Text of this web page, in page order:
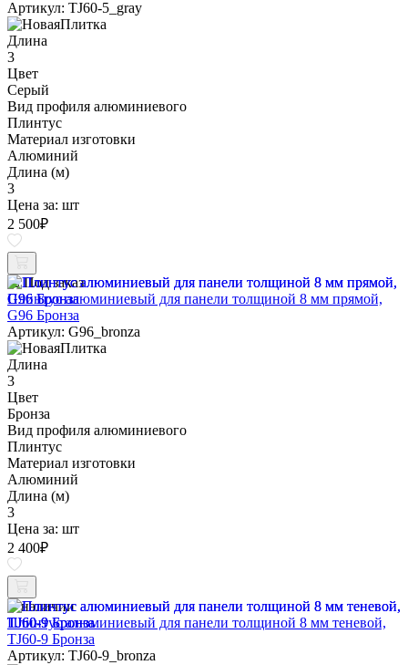
Артикул: TJ60-5_gray
Длина
3
Цвет
Серый
Вид профиля алюминиевого
Плинтус
Материал изготовки
Алюминий
Длина (м)
3
Цена за: шт
2 500₽
Под заказ
Плинтус алюминиевый для панели толщиной 8 мм прямой,
G96 Бронза
Артикул: G96_bronza
Длина
3
Цвет
Бронза
Вид профиля алюминиевого
Плинтус
Материал изготовки
Алюминий
Длина (м)
3
Цена за: шт
2 400₽
В наличии
Плинтус алюминиевый для панели толщиной 8 мм теневой,
TJ60-9 Бронза
Артикул: TJ60-9_bronza